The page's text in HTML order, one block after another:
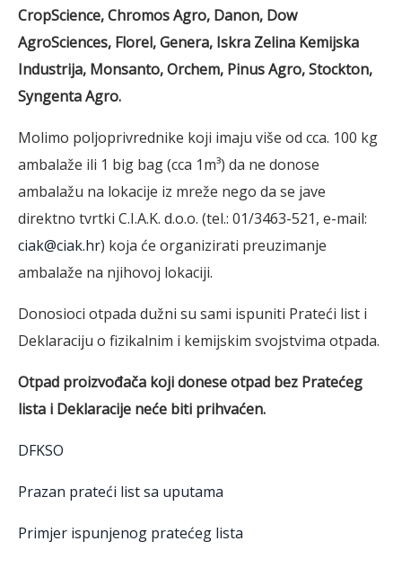
CropScience, Chromos Agro, Danon, Dow
AgroSciences, Florel, Genera, Iskra Zelina Kemijska
Industrija, Monsanto, Orchem, Pinus Agro, Stockton,
Syngenta Agro.
Molimo poljoprivrednike koji imaju više od cca. 100 kg
ambalaže ili 1 big bag (cca 1m³) da ne donose
ambalažu na lokacije iz mreže nego da se jave
direktno tvrtki C.I.A.K. d.o.o. (tel.: 01/3463-521, e-mail:
ciak@ciak.hr) koja će organizirati preuzimanje
ambalaže na njihovoj lokaciji.
Donosioci otpada dužni su sami ispuniti Prateći list i
Deklaraciju o fizikalnim i kemijskim svojstvima otpada.
Otpad proizvođača koji donese otpad bez Pratećeg
lista i Deklaracije neće biti prihvaćen.
DFKSO
Prazan prateći list sa uputama
Primjer ispunjenog pratećeg lista